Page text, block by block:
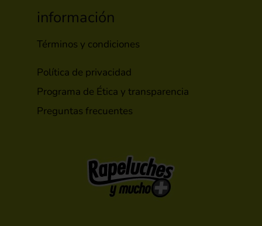
información
Términos y condiciones
Política de privacidad
Programa de Ética y transparencia
Preguntas frecuentes